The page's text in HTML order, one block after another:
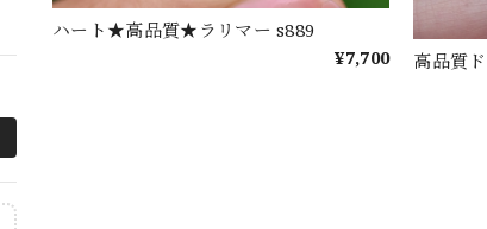
ハート★高品質★ラリマー s889
¥7,700
高品質